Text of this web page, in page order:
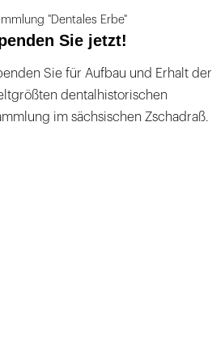
"Dentales Erbe"
Sie jetzt!
Sie für Aufbau und Erhalt der
dentalhistorischen
im sächsischen Zschadraß.